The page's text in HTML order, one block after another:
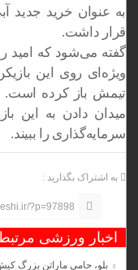
به عنوان خرید جدید
قرار داشت.
گفته می‌شود که امید
ویژه‌ای روی این
تیمش باز کرده است.
میدان دادن به این
سرمایه‌گذاری را ببیند.
به اشتراک بگذارید :
?p=97898
اخبار ورزشی مرتبط
بلو، حامی ماراتن بزرگ کیش